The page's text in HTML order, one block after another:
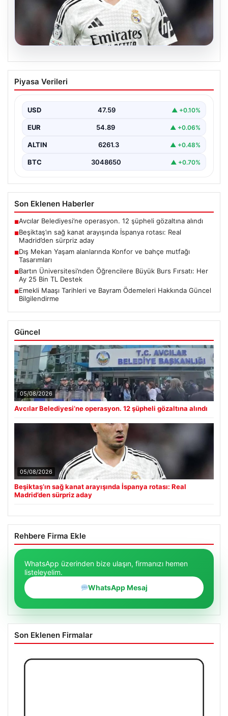
05.08.2026
Beşiktaş’ın sağ kanat arayışında
İspanya rotası: Real Madrid’den sürpriz
Muhammed Salah için sürdürülen görüşmelerin son
alternatif çözümlere hız…
Piyasa Verileri
USD 47.59 ▲ +0.10%
EUR 54.89 ▲ +0.06%
ALTIN 6261.3 ▲ +0.48%
BTC 3048650 ▲ +0.70%
Son Eklenen Haberler
■Avcılar Belediyesi’ne operasyon. 12 şüpheli gözaltına alındı
■Beşiktaş’ın sağ kanat arayışında İspanya rotası: Real
Madrid’den sürpriz aday
■Dış Mekan Yaşam alanlarında Konfor ve bahçe mutfağı
Tasarımları
■Bartın Üniversitesi’nden Öğrencilere Büyük Burs Fırsatı: Her
Ay 25 Bin TL Destek
■Emekli Maaşı Tarihleri ve Bayram Ödemeleri Hakkında Güncel
Bilgilendirme
Güncel
05/08/2026
Avcılar Belediyesi’ne operasyon. 12 şüpheli gözaltına alındı
05/08/2026
Beşiktaş’ın sağ kanat arayışında İspanya rotası: Real
Madrid’den sürpriz aday
Rehbere Firma Ekle
WhatsApp üzerinden bize ulaşın, firmanızı hemen
listeleyelim.
WhatsApp Mesaj
Son Eklenen Firmalar